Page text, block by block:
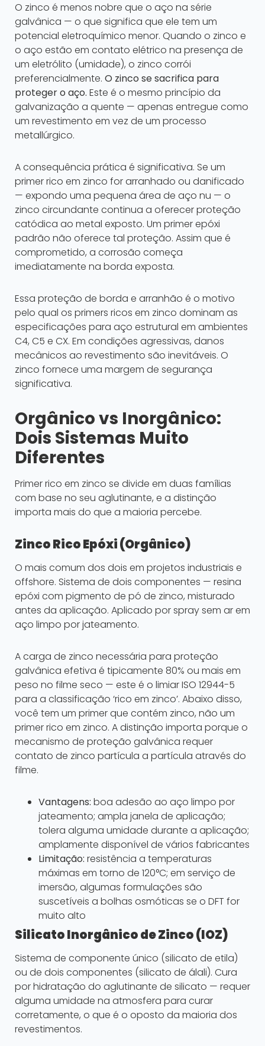
O zinco é menos nobre que o aço na série
galvânica — o que significa que ele tem um
potencial eletroquímico menor. Quando o zinco e
o aço estão em contato elétrico na presença de
um eletrólito (umidade), o zinco corrói
preferencialmente. O zinco se sacrifica para
proteger o aço. Este é o mesmo princípio da
galvanização a quente — apenas entregue como
um revestimento em vez de um processo
metallúrgico.
A consequência prática é significativa. Se um
primer rico em zinco for arranhado ou danificado
— expondo uma pequena área de aço nu — o
zinco circundante continua a oferecer proteção
catódica ao metal exposto. Um primer epóxi
padrão não oferece tal proteção. Assim que é
comprometido, a corrosão começa
imediatamente na borda exposta.
Essa proteção de borda e arranhão é o motivo
pelo qual os primers ricos em zinco dominam as
especificações para aço estrutural em ambientes
C4, C5 e CX. Em condições agressivas, danos
mecânicos ao revestimento são inevitáveis. O
zinco fornece uma margem de segurança
significativa.
Orgânico vs Inorgânico:
Dois Sistemas Muito
Diferentes
Primer rico em zinco se divide em duas famílias
com base no seu aglutinante, e a distinção
importa mais do que a maioria percebe.
Zinco Rico Epóxi (Orgânico)
O mais comum dos dois em projetos industriais e
offshore. Sistema de dois componentes — resina
epóxi com pigmento de pó de zinco, misturado
antes da aplicação. Aplicado por spray sem ar em
aço limpo por jateamento.
A carga de zinco necessária para proteção
galvânica efetiva é tipicamente 80% ou mais em
peso no filme seco — este é o limiar ISO 12944-5
para a classificação ‘rico em zinco’. Abaixo disso,
você tem um primer que contém zinco, não um
primer rico em zinco. A distinção importa porque o
mecanismo de proteção galvânica requer
contato de zinco partícula a partícula através do
filme.
Vantagens: boa adesão ao aço limpo por
jateamento; ampla janela de aplicação;
tolera alguma umidade durante a aplicação;
amplamente disponível de vários fabricantes
Limitação: resistência a temperaturas
máximas em torno de 120°C; em serviço de
imersão, algumas formulações são
suscetíveis a bolhas osmóticas se o DFT for
muito alto
Silicato Inorgânico de Zinco (IOZ)
Sistema de componente único (silicato de etila)
ou de dois componentes (silicato de álali). Cura
por hidratação do aglutinante de silicato — requer
alguma umidade na atmosfera para curar
corretamente, o que é o oposto da maioria dos
revestimentos.